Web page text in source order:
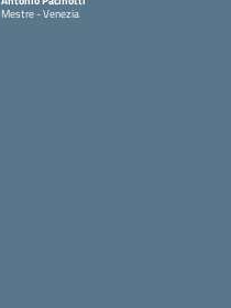
Mestre - Venezia